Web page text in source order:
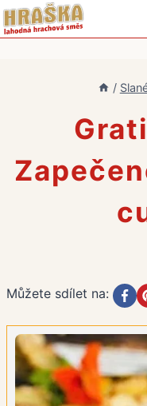
Přeskočit
na
/
Můžete sdílet na: